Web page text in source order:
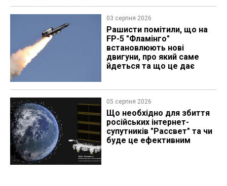
03 серпня 2026
Рашисти помітили, що на
FP-5 "Фламінго"
встановлюють нові
двигуни, про який саме
йдеться та що це дає
05 серпня 2026
Що необхідно для збиття
російських інтернет-
супутників "Рассвет" та чи
буде це ефективним